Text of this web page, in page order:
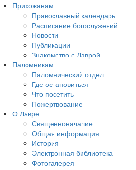
Прихожанам
Православный календарь
Расписание богослужений
Новости
Публикации
Знакомство с Лаврой
Паломникам
Паломнический отдел
Где остановиться
Что посетить
Пожертвование
О Лавре
Священноначалие
Общая информация
История
Электронная библиотека
Фотогалерея